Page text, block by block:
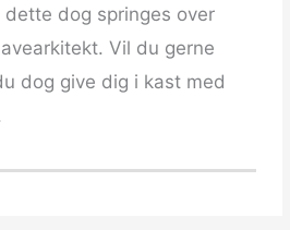
dog springes over
Vil du gerne
dog give dig i kast med